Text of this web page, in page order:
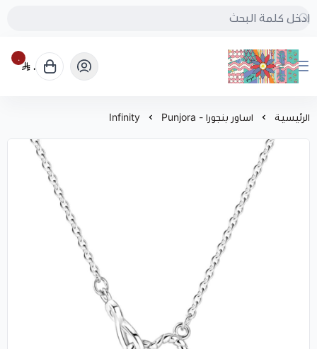
بُنجرة
٠
٠
الرئيسية اساور بنجورا - Punjora Infinity